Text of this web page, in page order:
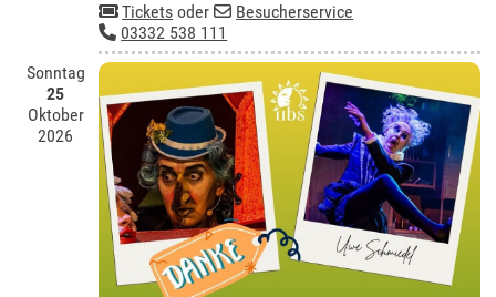
Tickets oder
Besucherservice
03332 538 111
Sonntag
25
Oktober
2026